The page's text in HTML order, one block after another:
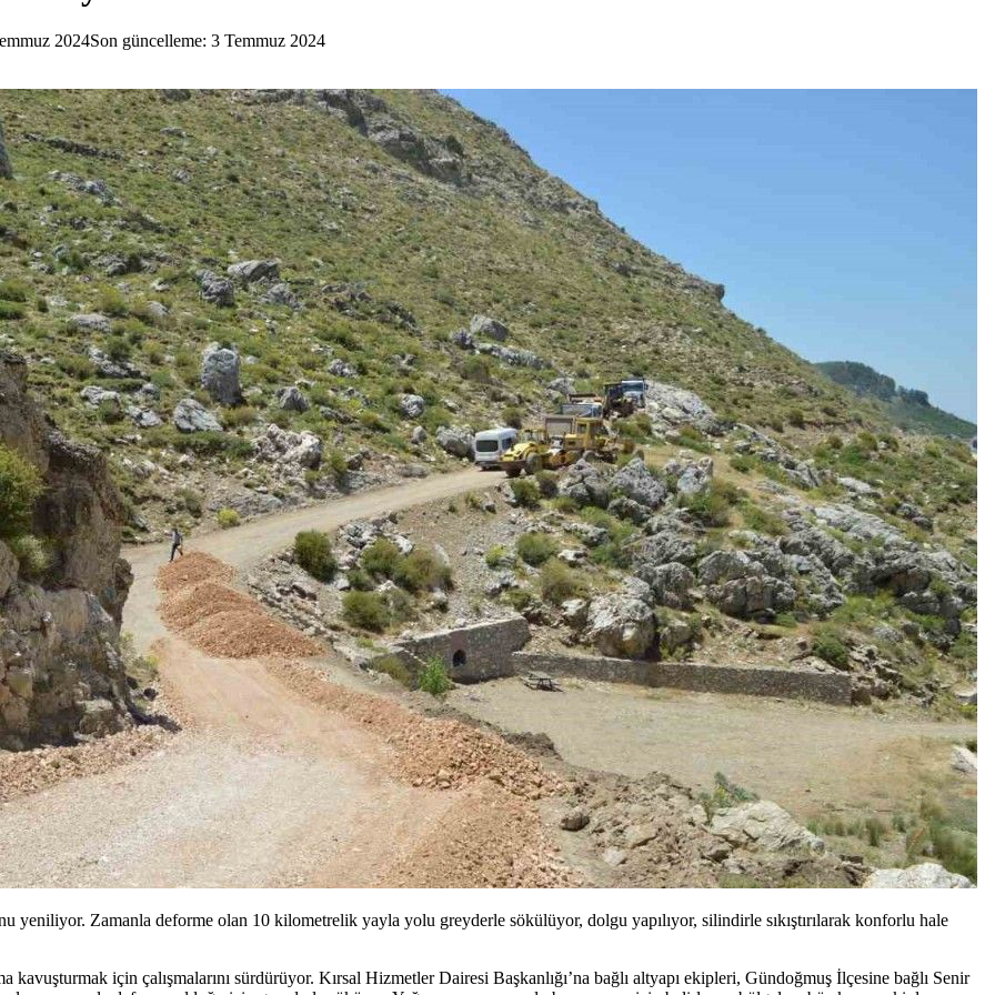
2024Son güncelleme: 3 Temmuz 2024
yeniliyor. Zamanla deforme olan 10 kilometrelik yayla yolu greyderle sökülüyor, dolgu yapılıyor, silindirle sıkıştırılarak konforlu hale
için çalışmalarını sürdürüyor. Kırsal Hizmetler Dairesi Başkanlığı’na bağlı altyapı ekipleri, Gündoğmuş İlçesine bağlı Senir